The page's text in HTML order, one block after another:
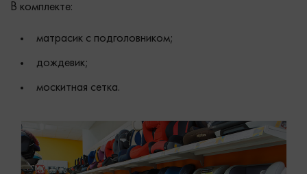
В комплекте:
матрасик с подголовником;
дождевик;
москитная сетка.